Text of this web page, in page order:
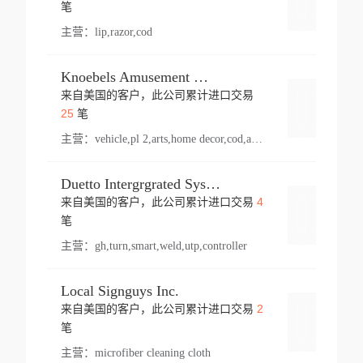
笔
主营： lip,razor,cod
Knoebels Amusement Resort
来自美国的客户，此公司累计进口交易
25笔
主营： vehicle,pl 2,arts,home decor,cod,amusement ride,sea
Duetto Intergrgrated Systems Inc.
来自美国的客户，此公司累计进口交易 4
笔
主营： gh,turn,smart,weld,utp,controller
Local Signguys Inc.
来自美国的客户，此公司累计进口交易 2
笔
主营： microfiber cleaning cloth